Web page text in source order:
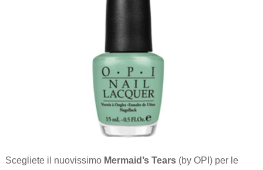
Scegliete il nuovissimo Mermaid’s Tears(by OPI) per le